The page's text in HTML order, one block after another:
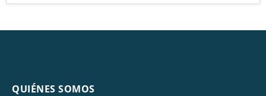
QUIÉNES SOMOS